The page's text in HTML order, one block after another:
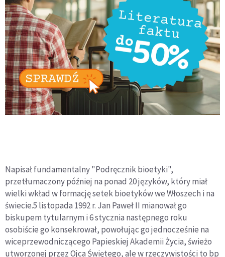
Napisał fundamentalny "Podręcznik bioetyki",
przetłumaczony później na ponad 20 języków, który miał
wielki wkład w formację setek bioetyków we Włoszech i na
świecie.5 listopada 1992 r. Jan Paweł II mianował go
biskupem tytularnym i 6 stycznia następnego roku
osobiście go konsekrował, powołując go jednocześnie na
wiceprzewodniczącego Papieskiej Akademii Życia, świeżo
utworzonej przez Ojca Świętego, ale w rzeczywistości to bp